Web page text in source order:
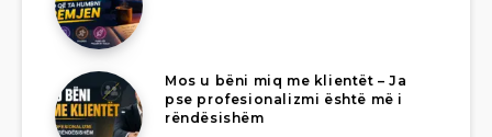
Mos u bëni miq me klientët – Ja
pse profesionalizmi është më i
rëndësishëm